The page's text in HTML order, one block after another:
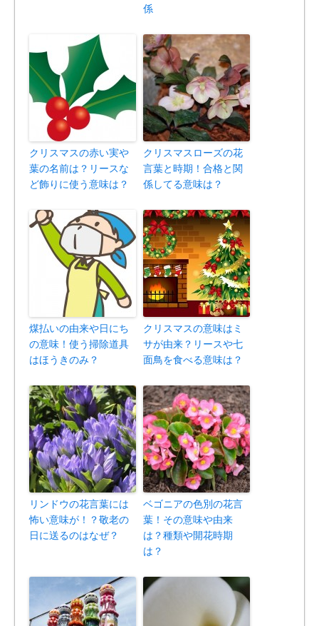
係
クリスマスの赤い実や
葉の名前は？リースな
ど飾りに使う意味は？
クリスマスローズの花
言葉と時期！合格と関
係してる意味は？
煤払いの由来や日にち
の意味！使う掃除道具
はほうきのみ？
クリスマスの意味はミ
サが由来？リースや七
面鳥を食べる意味は？
リンドウの花言葉には
怖い意味が！？敬老の
日に送るのはなぜ？
ベゴニアの色別の花言
葉！その意味や由来
は？種類や開花時期
は？